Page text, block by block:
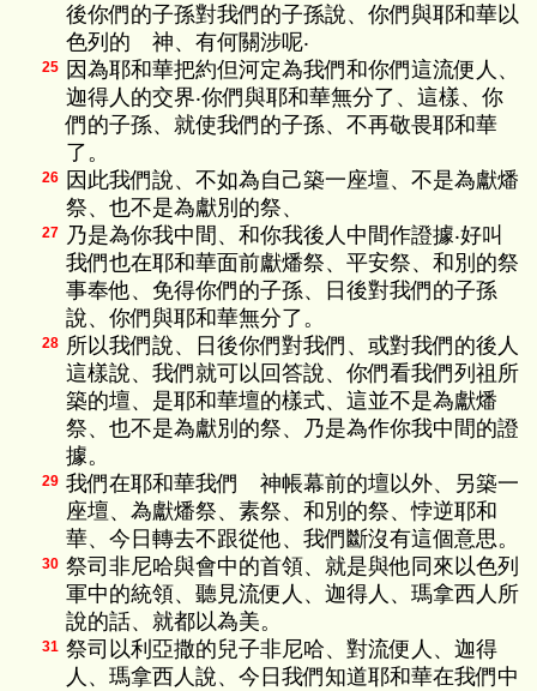
後你們的子孫對我們的子孫說、你們與耶和華以
色列的 神、有何關涉呢‧
25
因為耶和華把約但河定為我們和你們這流便人、
迦得人的交界‧你們與耶和華無分了、這樣、你
們的子孫、就使我們的子孫、不再敬畏耶和華
了。
26
因此我們說、不如為自己築一座壇、不是為獻燔
祭、也不是為獻別的祭、
27 乃是為你我中間、和你我後人中間作證據‧好叫
我們也在耶和華面前獻燔祭、平安祭、和別的祭
事奉他、免得你們的子孫、日後對我們的子孫
說、你們與耶和華無分了。
28 所以我們說、日後你們對我們、或對我們的後人
這樣說、我們就可以回答說、你們看我們列祖所
築的壇、是耶和華壇的樣式、這並不是為獻燔
祭、也不是為獻別的祭、乃是為作你我中間的證
據。
29 我們在耶和華我們 神帳幕前的壇以外、另築一
座壇、為獻燔祭、素祭、和別的祭、悖逆耶和
華、今日轉去不跟從他、我們斷沒有這個意思。
30 祭司非尼哈與會中的首領、就是與他同來以色列
軍中的統領、聽見流便人、迦得人、瑪拿西人所
說的話、就都以為美。
31 祭司以利亞撒的兒子非尼哈、對流便人、迦得
人、瑪拿西人說、今日我們知道耶和華在我們中